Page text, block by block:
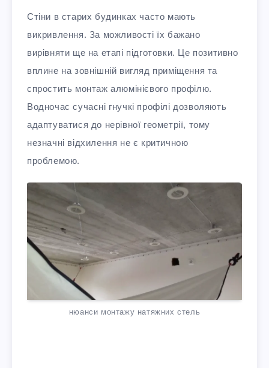
Стіни в старих будинках часто мають
викривлення. За можливості їх бажано
вирівняти ще на етапі підготовки. Це позитивно
вплине на зовнішній вигляд приміщення та
спростить монтаж алюмінієвого профілю.
Водночас сучасні гнучкі профілі дозволяють
адаптуватися до нерівної геометрії, тому
незначні відхилення не є критичною
проблемою.
нюанси монтажу натяжних стель